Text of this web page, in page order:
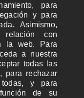
para
y para
Asimismo,
relación con
la web. Para
a nuestra
todas las
para rechazar
y para
de su